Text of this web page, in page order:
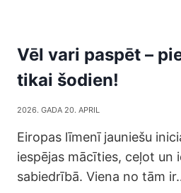
Vēl vari paspēt –
tikai šodien!
2026. GADA 20. APRIL
Eiropas līmenī jauniešu
iespējas mācīties, ceļot un
sabiedrībā. Viena no tām